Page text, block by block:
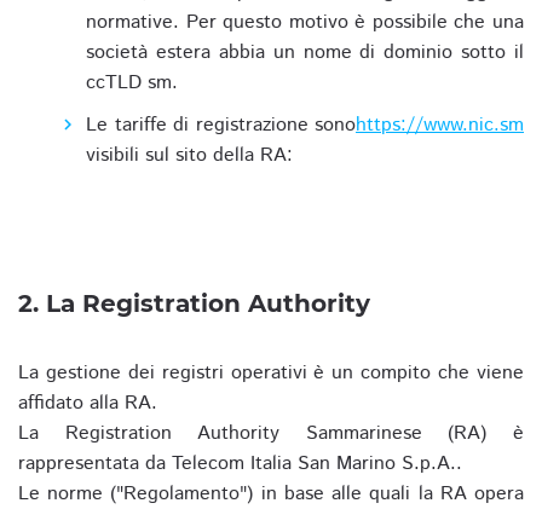
normative. Per questo motivo è possibile che una
società estera abbia un nome di dominio sotto il
ccTLD sm.
Le tariffe di registrazione sono
visibili sul sito della RA:
https://www.nic.sm
2. La Registration Authority
La gestione dei registri operativi è un compito che viene
affidato alla RA.
La Registration Authority Sammarinese (RA) è
rappresentata da Telecom Italia San Marino S.p.A..
Le norme ("Regolamento") in base alle quali la RA opera